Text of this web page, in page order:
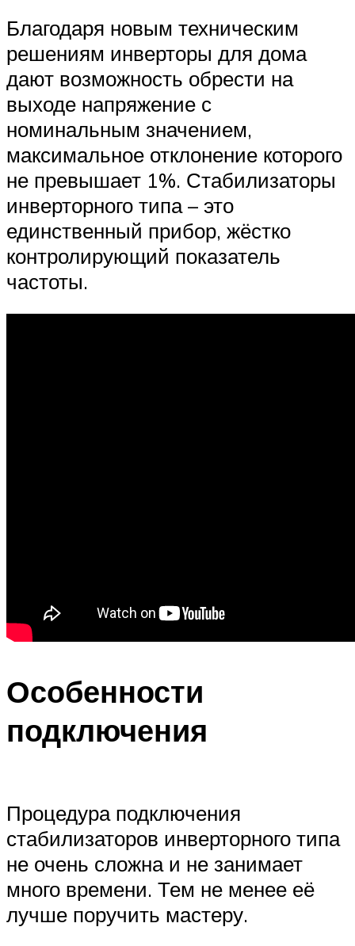
Благодаря новым техническим
решениям инверторы для дома
дают возможность обрести на
выходе напряжение с
номинальным значением,
максимальное отклонение которого
не превышает 1%. Стабилизаторы
инверторного типа – это
единственный прибор, жёстко
контролирующий показатель
частоты.
Особенности
подключения
Процедура подключения
стабилизаторов инверторного типа
не очень сложна и не занимает
много времени. Тем не менее её
лучше поручить мастеру.